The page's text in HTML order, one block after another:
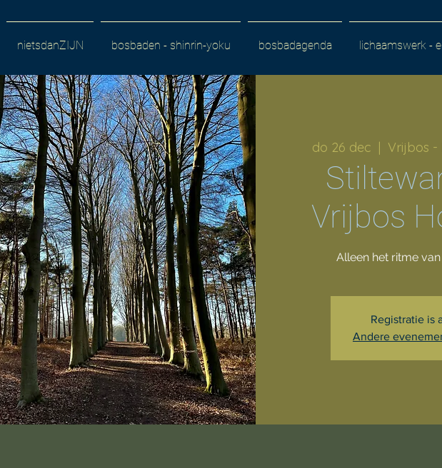
nietsdanZIJN bosbaden - shinrin-yoku bosbadagenda lichaamswerk -
do 26 dec
  |
Vrijbos -
Vrijbos
Alleen het ritme
Registratie is
Andere